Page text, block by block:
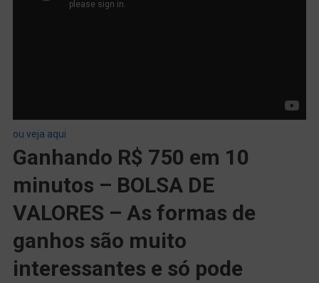
ou veja aqui
Ganhando R$ 750 em 10
minutos – BOLSA DE
VALORES – As formas de
ganhos são muito
interessantes e só pode